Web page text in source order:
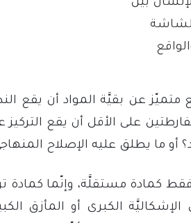
عن بقيَّة المواد أن يقع
على الأقل أن يقع
أو ما يطلق عليه الإصلاح
كمادة مستقلَّة، وإنّما كمادة
الإشكاليَّة الكبرى أو المأزق